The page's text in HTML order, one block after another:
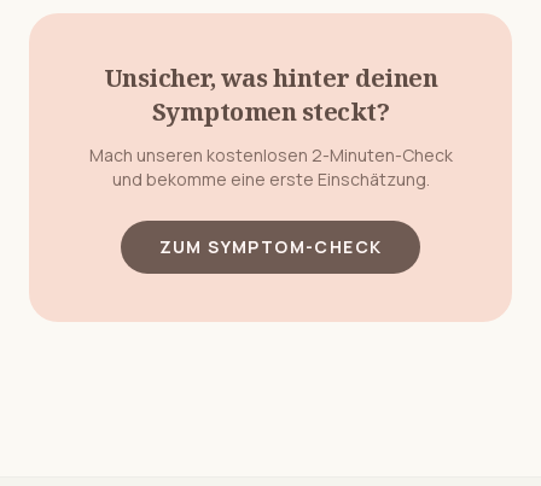
Unsicher, was hinter deinen
Symptomen steckt?
Mach unseren kostenlosen 2-Minuten-Check
und bekomme eine erste Einschätzung.
ZUM SYMPTOM-CHECK